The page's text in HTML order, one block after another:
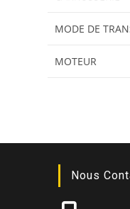
MODE DE
MOTEUR
Nous